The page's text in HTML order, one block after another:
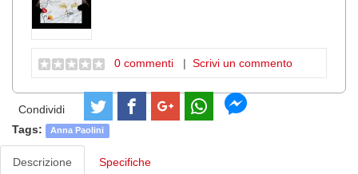
0 commenti | Scrivi un commento
Condividi
Tags:
Anna Paolini
Descrizione Specifiche